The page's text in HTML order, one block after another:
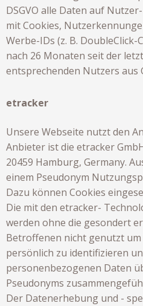
DSGVO alle Daten auf
mit Cookies,
Werbe-IDs (z. B.
nach 26 Monaten seit der
entsprechenden Nutzers aus
etracker
Unsere Webseite nutzt den
Anbieter ist die etracker
20459 Hamburg, Germany.
einem Pseudonym
Dazu können Cookies
Die mit den etracker-
werden ohne die gesondert
Betroffenen nicht genutzt
persönlich zu identifizieren
personenbezogenen Daten
Pseudonyms
Der Datenerhebung und -